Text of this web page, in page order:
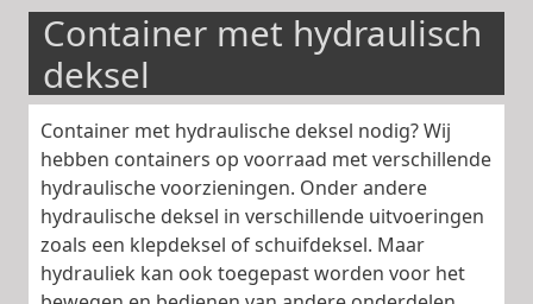
Container met hydraulisch
deksel
Container met hydraulische deksel nodig? Wij
hebben containers op voorraad met verschillende
hydraulische voorzieningen. Onder andere
hydraulische deksel in verschillende uitvoeringen
zoals een klepdeksel of schuifdeksel. Maar
hydrauliek kan ook toegepast worden voor het